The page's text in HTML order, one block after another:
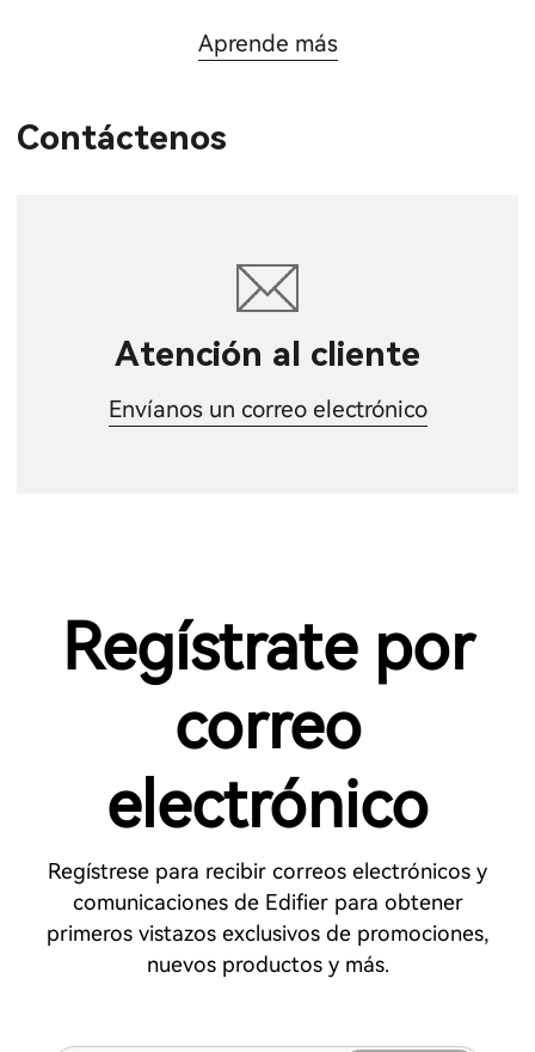
Aprende más
Contáctenos
Atención al cliente
Envíanos un correo electrónico
Regístrate por
correo
electrónico
Regístrese para recibir correos electrónicos y
comunicaciones de Edifier para obtener
primeros vistazos exclusivos de promociones,
nuevos productos y más.